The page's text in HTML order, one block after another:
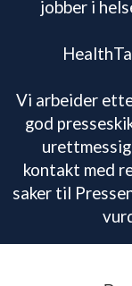
jobber i
Vi arbeider
god
kontakt med
saker til